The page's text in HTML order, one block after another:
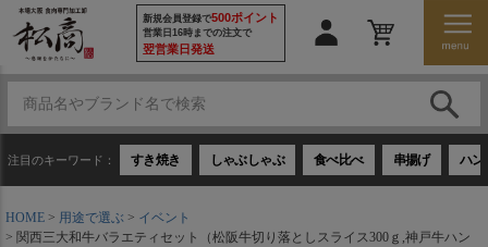
新規会員登録で500ポイント
営業日16時までの注文で
翌営業日発送
注目のキーワード： すき焼き しゃぶしゃぶ 食べ比べ 串揚げ ハン
HOME 用途で選ぶ
イベント
関西三大和牛バラエティセット（松阪牛切り落としスライス300ｇ,神戸牛ハン